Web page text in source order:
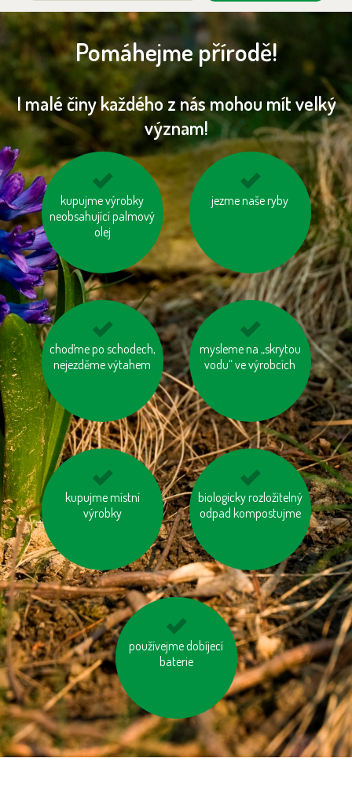
Pomáhejme přírodě!
I malé činy každého z nás mohou mít velký
význam!
kupujme výrobky
neobsahující palmový
olej
jezděme na kole jezme naše ryby
využívejme auto ve
choďme po schodech,
nejezděme výtahem
zatepleme si dům
mysleme na „skrytou
vodu“ ve výrobcích
vzniklý odpad třiďme
kupujme místní
výrobky
používejme prací a
čisticí prostředky
biologicky rozložitelný
odpad kompostujme
nesviťme zbytečně
používejme dobíjecí
baterie
topme správně